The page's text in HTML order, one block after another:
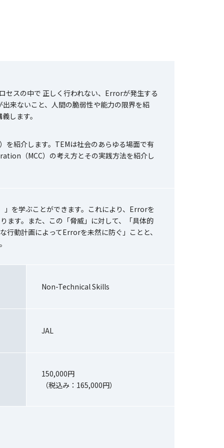
セスの中で 正しく行われない、Errorが発生する
来ないこと、人間の脆弱性や能力の限界を紹
します。
紹介します。TEMは社会のあらゆる場面で有
（MCC）の考え方とその実践方法を紹介し
を学ぶことができます。これにより、Errorを
ます。また、この「脅威」に対して、「具体的
行動計画によってErrorを未然に防ぐ」ことと、
Non-Technical Skills
JAL
150,000円
（税込み：165,000円）